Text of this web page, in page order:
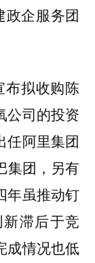
政企服务团
布拟收购陈
公司的投资
任阿里集团
集团，另有
年虽推动钉
滞后于竞
成情况也低